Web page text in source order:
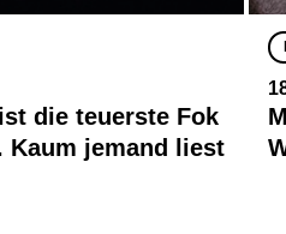
die teuerste Fok
Kaum jemand liest